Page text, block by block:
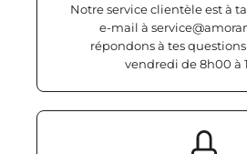
Notre service clientèle est à
e-mail à
répondons à tes
vendredi de 8h00 à